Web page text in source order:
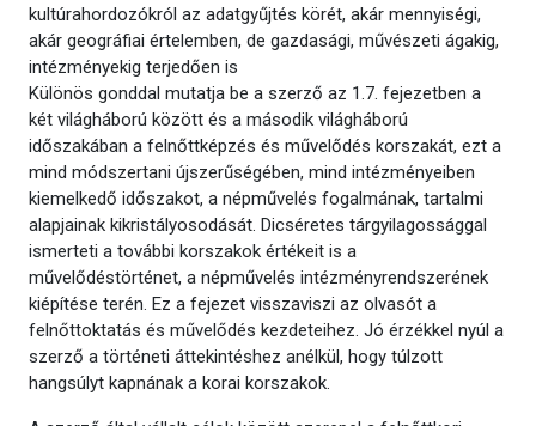
kultúrahordozókról az adatgyűjtés körét, akár mennyiségi,
akár geográfiai értelemben, de gazdasági, művészeti ágakig,
intézményekig terjedően is
Különös gonddal mutatja be a szerző az 1.7. fejezetben a
két világháború között és a második világháború
időszakában a felnőttképzés és művelődés korszakát, ezt a
mind módszertani újszerűségében, mind intézményeiben
kiemelkedő időszakot, a népművelés fogalmának, tartalmi
alapjainak kikristályosodását. Dicséretes tárgyilagossággal
ismerteti a további korszakok értékeit is a
művelődéstörténet, a népművelés intézményrendszerének
kiépítése terén. Ez a fejezet visszaviszi az olvasót a
felnőttoktatás és művelődés kezdeteihez. Jó érzékkel nyúl a
szerző a történeti áttekintéshez anélkül, hogy túlzott
hangsúlyt kapnának a korai korszakok.